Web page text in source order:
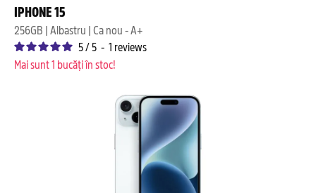
IPHONE 15
256GB | Albastru | Ca nou - A+
5/5 - 1 reviews
Mai sunt 1 bucăți în stoc!